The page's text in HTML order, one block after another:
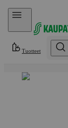
Hyppää sisältöön
Tuotteet